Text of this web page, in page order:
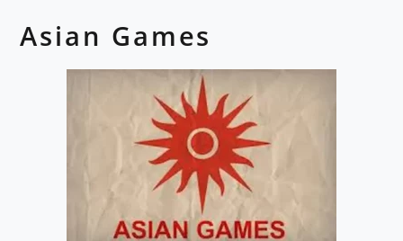
Asian Games